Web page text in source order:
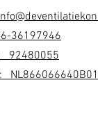
36197946
92480055
NL866066640B01